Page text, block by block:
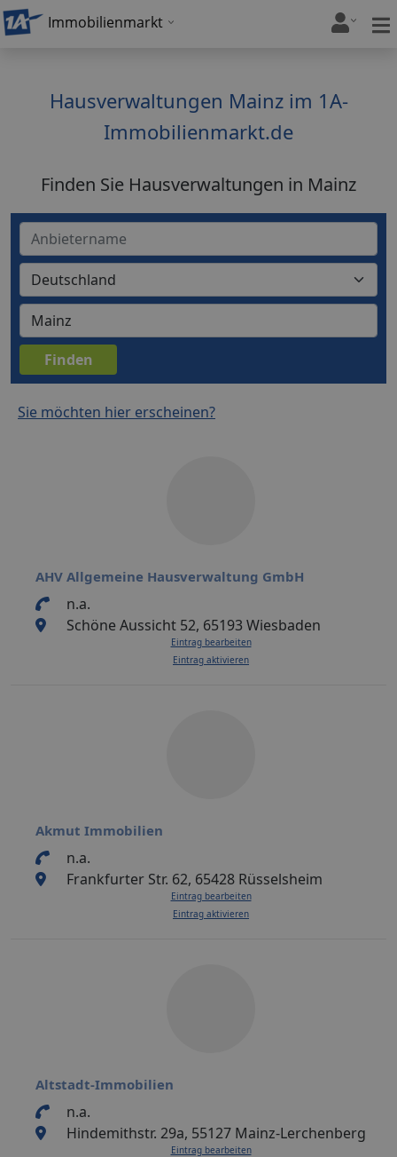
Immobilienmarkt
Hausverwaltungen Mainz im 1A-
Immobilienmarkt.de
Finden Sie Hausverwaltungen in Mainz
Sie möchten hier erscheinen?
AHV Allgemeine Hausverwaltung GmbH
n.a.
Schöne Aussicht 52, 65193 Wiesbaden
Eintrag bearbeiten
Eintrag aktivieren
Akmut Immobilien
n.a.
Frankfurter Str. 62, 65428 Rüsselsheim
Eintrag bearbeiten
Eintrag aktivieren
Altstadt-Immobilien
n.a.
Hindemithstr. 29a, 55127 Mainz-Lerchenberg
Eintrag bearbeiten